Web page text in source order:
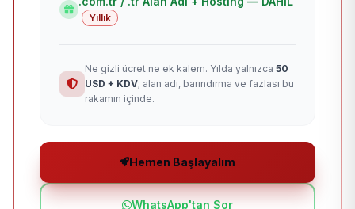
Yıllık
Ne gizli ücret ne ek kalem. Yılda yalnızca 50
USD + KDV; alan adı, barındırma ve fazlası bu
rakamın içinde.
Hemen Başlayalım
WhatsApp'tan Sor